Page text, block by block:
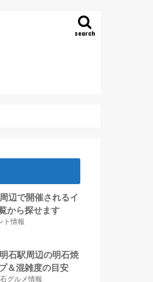
search
辺で開催されるイ
から探せます
ト情報
石駅周辺の明石焼
＆混雑度の目安
グルメ情報